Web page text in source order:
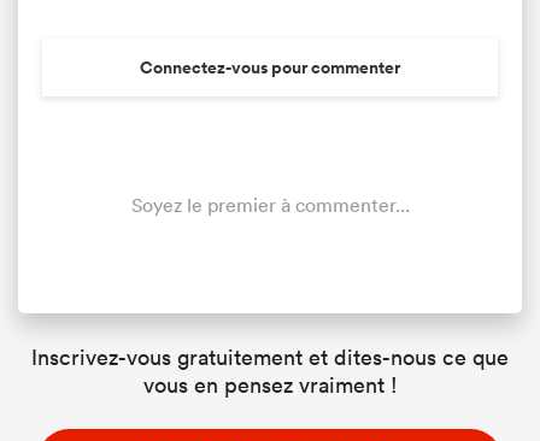
Connectez-vous pour commenter
Soyez le premier à commenter...
Inscrivez-vous gratuitement et dites-nous ce que
vous en pensez vraiment !